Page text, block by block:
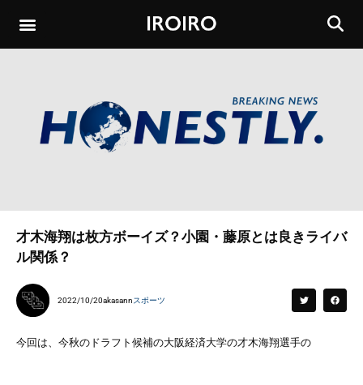
才木海翔は枚方ボーイズ？小園・藤原とは良きライバ
ル関係？
2022/10/20akasannスポーツ
今回は、今秋のドラフト候補の大阪経済大学の才木海翔選手の